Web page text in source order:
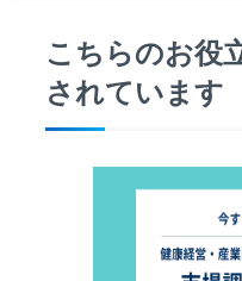
こちらのお役
されています